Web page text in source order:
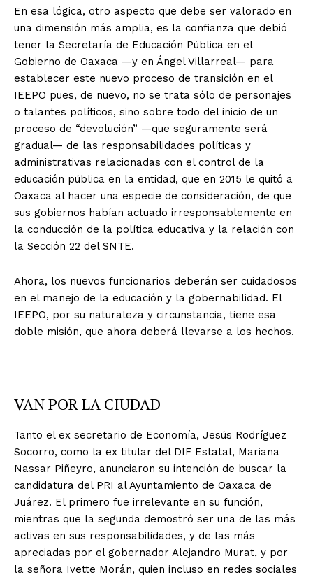
En esa lógica, otro aspecto que debe ser valorado en
una dimensión más amplia, es la confianza que debió
tener la Secretaría de Educación Pública en el
Gobierno de Oaxaca —y en Ángel Villarreal— para
establecer este nuevo proceso de transición en el
IEEPO pues, de nuevo, no se trata sólo de personajes
o talantes políticos, sino sobre todo del inicio de un
proceso de “devolución” —que seguramente será
gradual— de las responsabilidades políticas y
administrativas relacionadas con el control de la
educación pública en la entidad, que en 2015 le quitó a
Oaxaca al hacer una especie de consideración, de que
sus gobiernos habían actuado irresponsablemente en
la conducción de la política educativa y la relación con
la Sección 22 del SNTE.
Ahora, los nuevos funcionarios deberán ser cuidadosos
en el manejo de la educación y la gobernabilidad. El
IEEPO, por su naturaleza y circunstancia, tiene esa
doble misión, que ahora deberá llevarse a los hechos.
VAN POR LA CIUDAD
Tanto el ex secretario de Economía, Jesús Rodríguez
Socorro, como la ex titular del DIF Estatal, Mariana
Nassar Piñeyro, anunciaron su intención de buscar la
candidatura del PRI al Ayuntamiento de Oaxaca de
Juárez. El primero fue irrelevante en su función,
mientras que la segunda demostró ser una de las más
activas en sus responsabilidades, y de las más
apreciadas por el gobernador Alejandro Murat, y por
la señora Ivette Morán, quien incluso en redes sociales